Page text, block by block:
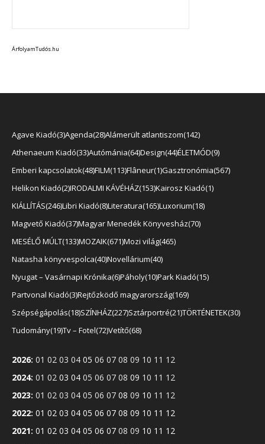
ÁrfolyamTudós.hu
Agave Kiadó 3 Agenda 28Alámerült atlantiszom 142
Athenaeum Kiadó 33 Autómánia 64Design 44ÉLETMÓD 9
Emberi kapcsolatok 48FILM 113 Flâneur 1 Gasztronómia 567
Helikon Kiadó 2 IRODALMI KÁVÉHÁZ 153 Kairosz Kiadó 1
KIÁLLÍTÁS 246Libri Kiadó 8Literatura 165 Luxorium 18
Magvető Kiadó 37Magyar Menedék Könyvesház 70
MESÉLŐ MÚLT 133 MOZAIK 671 Mozi világ 465
Natasha könyvespolca 40Novellárium 40
Nyugat – Vasárnapi Krónika 6Páholy 10Park Kiadó 15
Partvonal Kiadó 3 Rejtőzködő magyarország 169
Szépségápolás 18 SZÍNHÁZ 227 Sztárportré 21 TÖRTÉNETEK 30
Tudomány 19Tv – Fotel 72 Vetítő 68
2026: 01 02 03 04 05 06 07 08 09 10 11 12
2024: 01 02 03 04 05 06 07 08 09 10 11 12
2023: 01 02 03 04 05 06 07 08 09 10 11 12
2022: 01 02 03 04 05 06 07 08 09 10 11 12
2021: 01 02 03 04 05 06 07 08 09 10 11 12